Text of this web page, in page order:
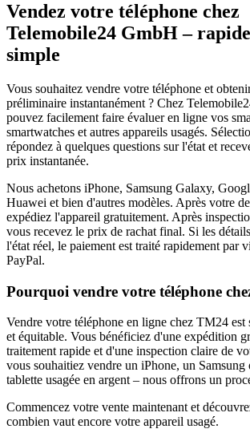
Vendez votre téléphone chez
Telemobile24 GmbH –
simple
Vous souhaitez vendre votre téléphone et
préliminaire instantanément ? Chez
pouvez facilement faire évaluer en ligne vos
smartwatches et autres appareils usagés.
répondez à quelques questions sur l'état et
prix instantanée.
Nous achetons iPhone, Samsung Galaxy,
Huawei et bien d'autres modèles. Après votre
expédiez l'appareil gratuitement. Après
vous recevez le prix de rachat final. Si les
l'état réel, le paiement est traité rapidement par
PayPal.
Pourquoi vendre votre téléphone
Vendre votre téléphone en ligne chez TM24 est
et équitable. Vous bénéficiez d'une expédition
traitement rapide et d'une inspection claire de
vous souhaitiez vendre un iPhone, un Samsung
tablette usagée en argent – nous offrons un
Commencez votre vente maintenant et
combien vaut encore votre appareil usagé.